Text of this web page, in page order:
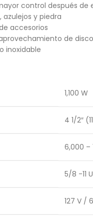
control después de
azulejos y piedra
accesorios
de disco
inoxidable
1,100 W
4 1/2″
6,000 –
5/8 -11
127 V /